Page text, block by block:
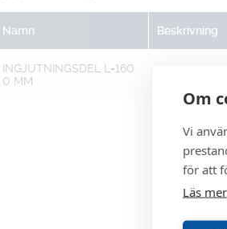
Om
Vi
för att
Läs mer
Namn Beskrivning
INGJUTNINGSDEL L=160
0 MM